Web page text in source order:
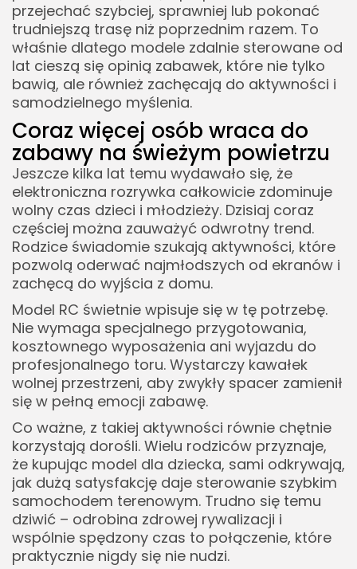
przejechać szybciej, sprawniej lub pokonać
trudniejszą trasę niż poprzednim razem. To
właśnie dlatego modele zdalnie sterowane od
lat cieszą się opinią zabawek, które nie tylko
bawią, ale również zachęcają do aktywności i
samodzielnego myślenia.
Coraz więcej osób wraca do
zabawy na świeżym powietrzu
Jeszcze kilka lat temu wydawało się, że
elektroniczna rozrywka całkowicie zdominuje
wolny czas dzieci i młodzieży. Dzisiaj coraz
częściej można zauważyć odwrotny trend.
Rodzice świadomie szukają aktywności, które
pozwolą oderwać najmłodszych od ekranów i
zachęcą do wyjścia z domu.
Model RC świetnie wpisuje się w tę potrzebę.
Nie wymaga specjalnego przygotowania,
kosztownego wyposażenia ani wyjazdu do
profesjonalnego toru. Wystarczy kawałek
wolnej przestrzeni, aby zwykły spacer zamienił
się w pełną emocji zabawę.
Co ważne, z takiej aktywności równie chętnie
korzystają dorośli. Wielu rodziców przyznaje,
że kupując model dla dziecka, sami odkrywają,
jak dużą satysfakcję daje sterowanie szybkim
samochodem terenowym. Trudno się temu
dziwić – odrobina zdrowej rywalizacji i
wspólnie spędzony czas to połączenie, które
praktycznie nigdy się nie nudzi.